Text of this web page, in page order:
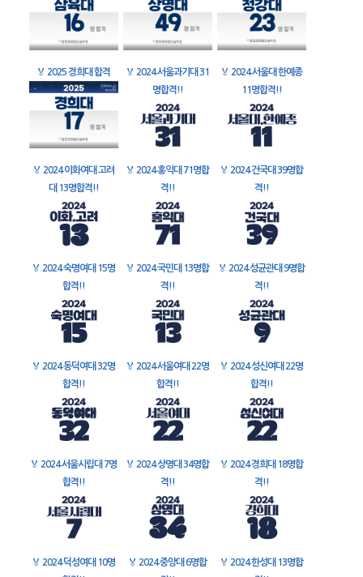
🏅 2025 경희대 합격 🏅 2024 서울과기대 31
명합격!!
🏅 2024 서울대 한예종
11명합격!!
🏅 2024 이화여대 고려
대 13명합격!!
🏅 2024 홍익대 71명합
격!!
🏅 2024 건국대 39명합
격!!
🏅 2024 숙명여대 15명
합격!!
🏅 2024 국민대 13명합
격!!
🏅 2024 성균관대 9명합
격!!
🏅 2024 동덕여대 32명
합격!!
🏅 2024 서울여대 22명
합격!!
🏅 2024 성신여대 22명
합격!!
🏅 2024 서울시립대 7명
합격!!
🏅 2024 상명대 34명합
격!!
🏅 2024 경희대 18명합
격!!
🏅 2024 덕성여대 10명
🏅 2024 중앙대 6명합
🏅 2024 한성대 13명합